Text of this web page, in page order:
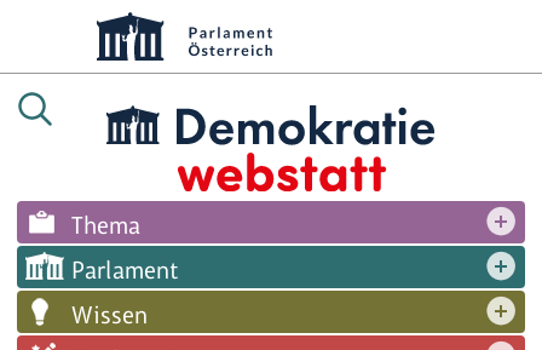
Thema
Parlament
Wissen